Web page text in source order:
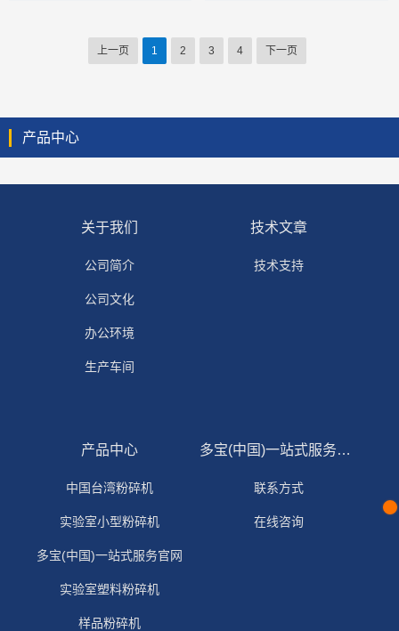
上一页 1 2 3 4 下一页
产品中心
关于我们
公司简介
公司文化
办公环境
生产车间
技术文章
技术支持
产品中心
中国台湾粉碎机
实验室小型粉碎机
多宝(中国)一站式服务官网
实验室塑料粉碎机
样品粉碎机
多宝(中国)一站式服务官网
联系方式
在线咨询